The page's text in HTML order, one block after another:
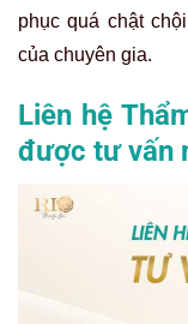
phục quá chật
của chuyên gia.
Liên hệ
được tư vấn